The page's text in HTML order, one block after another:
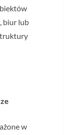
biur lub
w